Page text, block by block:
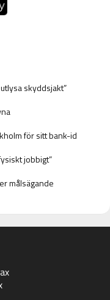
skyddsjakt”
för sitt bank-id
jobbigt”
målsägande